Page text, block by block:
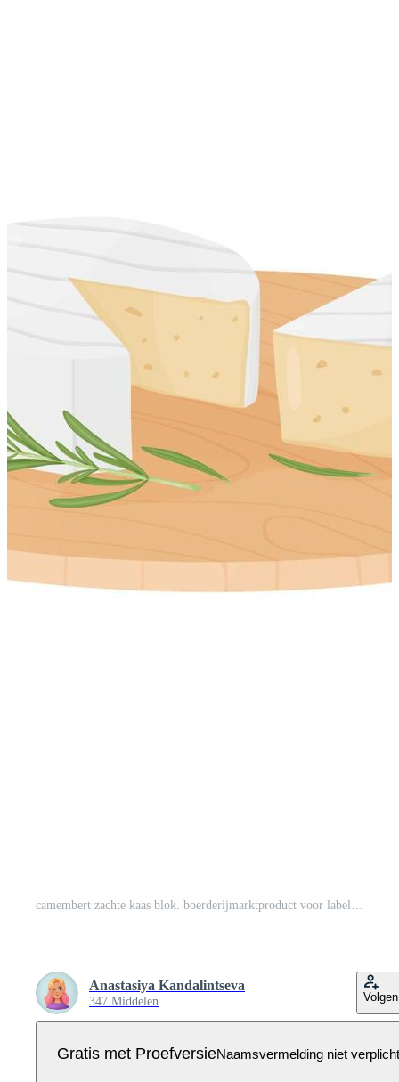
camembert zachte kaas blok. boerderijmarktproduct voor label, poster, pictogram, verpakking. Pro Vector
Anastasiya Kandalintseva
347 Middelen Volgen
Gratis met ProefversieNaamsvermelding niet verplicht